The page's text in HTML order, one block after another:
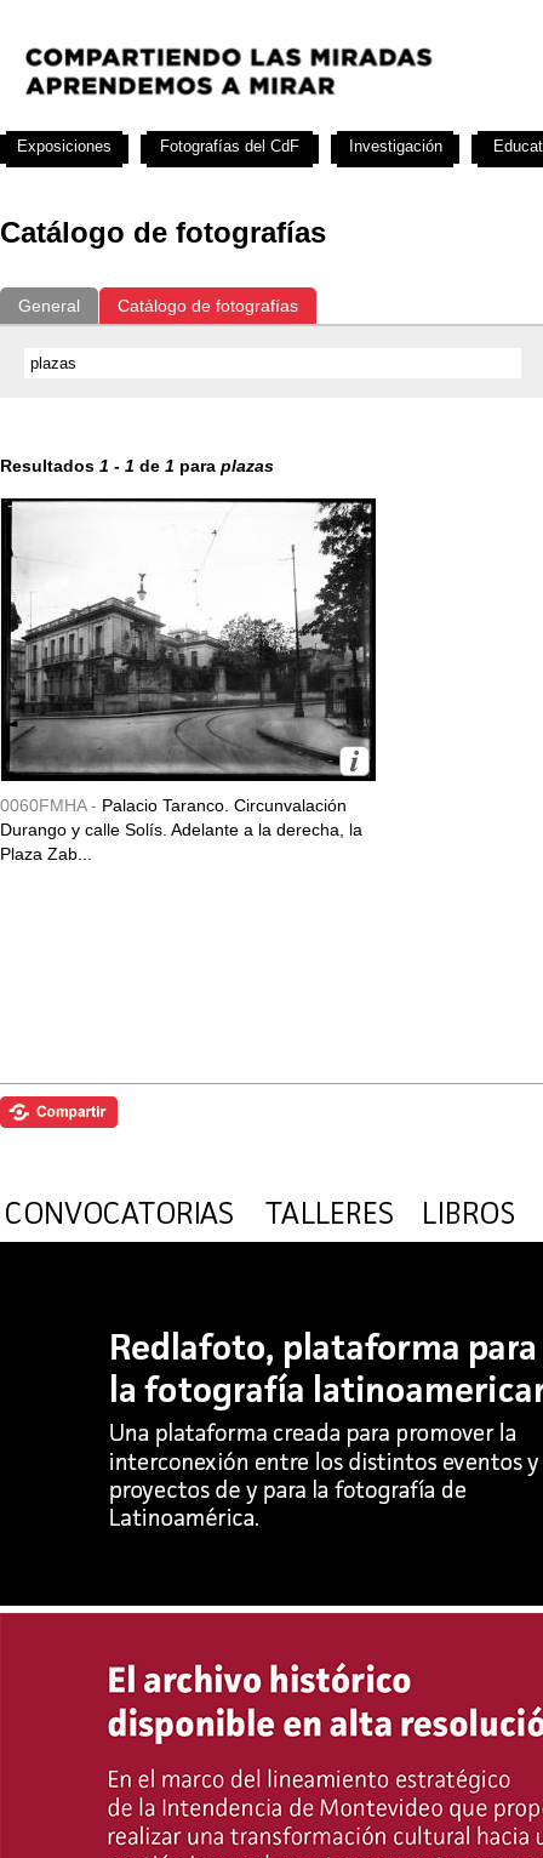
Catálogo de fotografías
General Catálogo de fotografías
Resultados 1 - 1 de 1 para plazas
0060FMHA - Palacio Taranco. Circunvalación
Durango y calle Solís. Adelante a la derecha, la
Plaza Zab...
Exposiciones Fotografías del CdF Investigación